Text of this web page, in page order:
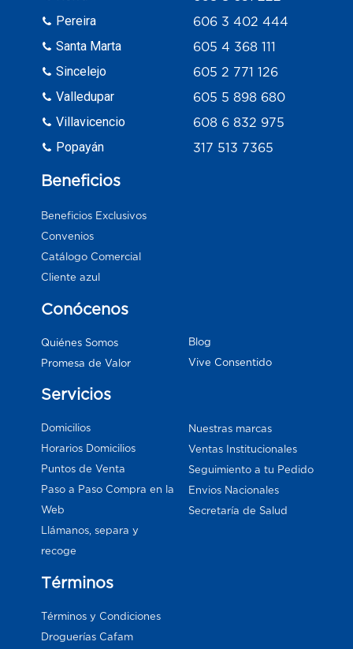
Pereira
Santa Marta
Sincelejo
Valledupar
Villavicencio
Popayán
606 3 402 444
605 4 368 111
605 2 771 126
605 5 898 680
608 6 832 975
317 513 7365
Beneficios
Beneficios Exclusivos
Convenios
Catálogo Comercial
Cliente azul
Conócenos
Quiénes Somos
Promesa de Valor
Blog
Vive Consentido
Servicios
Domicilios
Horarios Domicilios
Puntos de Venta
Paso a Paso Compra en la
Web
Llámanos, separa y
recoge
Nuestras marcas
Ventas Institucionales
Seguimiento a tu Pedido
Envios Nacionales
Secretaría de Salud
Términos
Términos y Condiciones
Droguerías Cafam